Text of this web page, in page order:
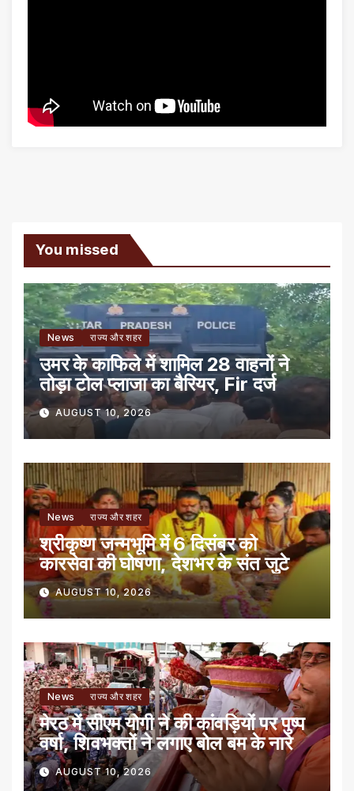
You missed
News राज्य और शहर
उमर के काफिले में शामिल 28 वाहनों ने
तोड़ा टोल प्लाजा का बैरियर, Fir दर्ज
AUGUST 10, 2026
News राज्य और शहर
श्रीकृष्ण जन्मभूमि में 6 दिसंबर को
कारसेवा की घोषणा, देशभर के संत जुटे
AUGUST 10, 2026
News राज्य और शहर
मेरठ में सीएम योगी ने की कांवड़ियों पर पुष्प
वर्षा, शिवभक्तों ने लगाए बोल बम के नारे
AUGUST 10, 2026